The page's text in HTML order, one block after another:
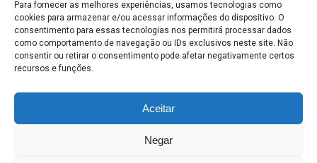
Para fornecer as melhores experiências, usamos tecnologias como
cookies para armazenar e/ou acessar informações do dispositivo. O
consentimento para essas tecnologias nos permitirá processar dados
como comportamento de navegação ou IDs exclusivos neste site. Não
consentir ou retirar o consentimento pode afetar negativamente certos
recursos e funções.
Aceitar
Negar
MAPA DO SITE
SEDE DO ADMINISTRATIVO MUNICIPAL - Avenida